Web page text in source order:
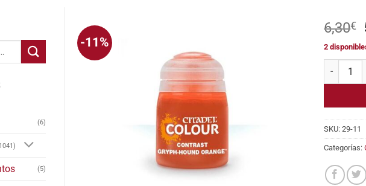
(6)
(5)
-11%
6,30€
2
Pintura
SKU:29-11
Categorías: